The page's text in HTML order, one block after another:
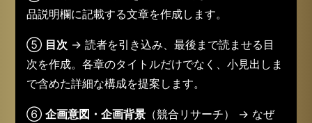
読者の感情に訴えかけるキャッチコピーを作成。一
④概要→ 本の内容を簡潔に要約し、Amazonの商
品説明欄に記載する文章を作成します。
⑤目次→ 読者を引き込み、最後まで読ませる目